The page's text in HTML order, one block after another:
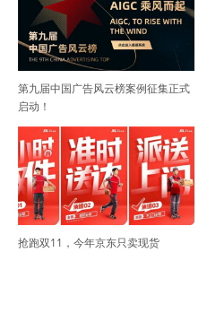
第九届中国广告风云榜案例征集正式
启动！
抢跑双11，今年京东只卖现货